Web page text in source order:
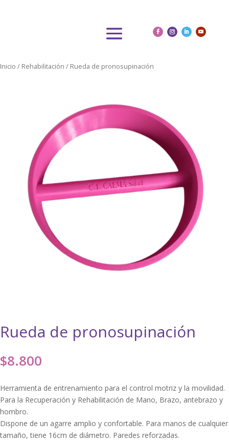
Inicio / Rehabilitación / Rueda de pronosupinación
Rueda de pronosupinación
$8.800
Herramienta de entrenamiento para el control motriz y la movilidad.
Para la Recuperación y Rehabilitación de Mano, Brazo, antebrazo y
hombro.
Dispone de un agarre amplio y confortable. Para manos de cualquier
tamaño, tiene 16cm de diámetro. Paredes reforzadas.